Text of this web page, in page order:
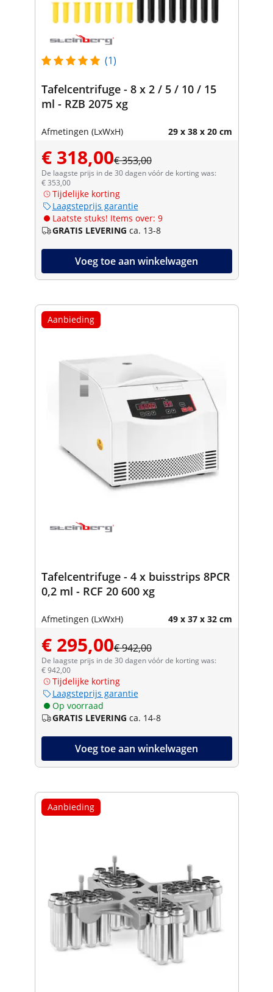
(1)
Tafelcentrifuge - 8 x 2 / 5 / 10 / 15
ml - RZB 2075 xg
Afmetingen (LxWxH) 29 x 38 x 20 cm
€ 318,00€ 353,00
De laagste prijs in de 30 dagen vóór de korting was:
€ 353,00
Tijdelijke korting
Laagsteprijs garantie
Laatste stuks! Items over: 9
GRATIS LEVERING ca. 13-8
Voeg toe aan winkelwagen
Aanbieding
Tafelcentrifuge - 4 x buisstrips 8PCR
0,2 ml - RCF 20 600 xg
Afmetingen (LxWxH) 49 x 37 x 32 cm
€ 295,00€ 942,00
De laagste prijs in de 30 dagen vóór de korting was:
€ 942,00
Tijdelijke korting
Laagsteprijs garantie
Op voorraad
GRATIS LEVERING ca. 14-8
Voeg toe aan winkelwagen
Aanbieding